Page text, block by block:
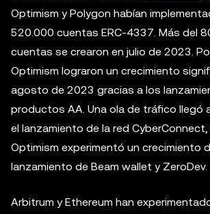
Optimism y Polygon habían
520.000 cuentas ERC-4337. Más del
cuentas se crearon en julio de 2023.
Optimism lograron un crecimiento
agosto de 2023 gracias a los
productos AA. Una ola de tráfico llegó
el lanzamiento de la red
Optimism experimentó un crecimiento
lanzamiento de Beam wallet y ZeroDev.
Arbitrum y Ethereum han